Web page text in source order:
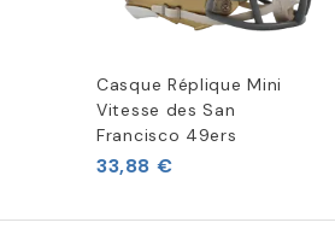
Casque Réplique Mini
Vitesse des San
Francisco 49ers
33,88 €